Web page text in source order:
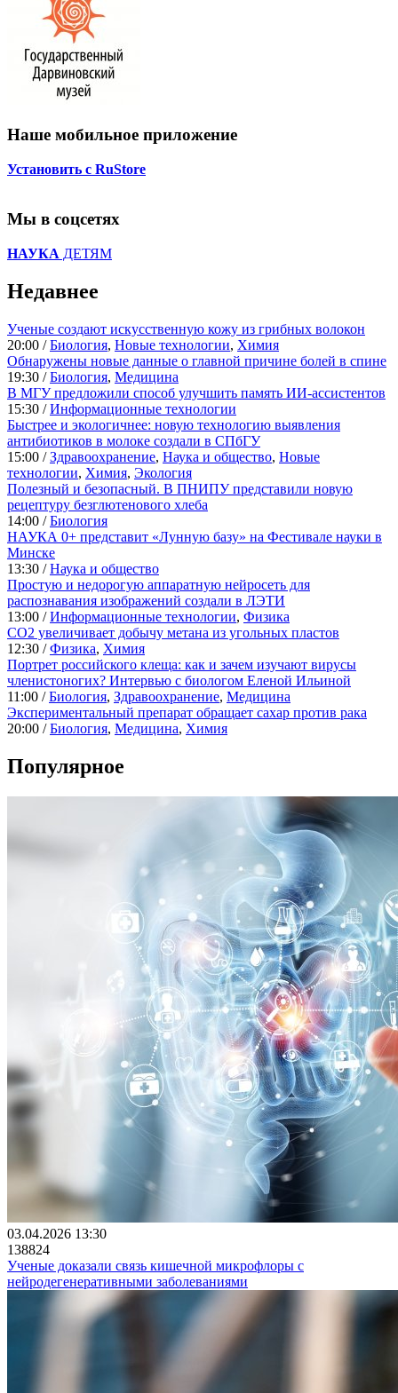
Наше мобильное приложение
Установить с RuStore
Мы в соцсетях
НАУКА ДЕТЯМ
Недавнее
Ученые создают искусственную кожу из грибных волокон
20:00 /Биология, Новые технологии, Химия
Обнаружены новые данные о главной причине болей в спине
19:30 /Биология, Медицина
В МГУ предложили способ улучшить память ИИ-ассистентов
15:30 /Информационные технологии
Быстрее и экологичнее: новую технологию выявления
антибиотиков в молоке создали в СПбГУ
15:00 /Здравоохранение, Наука и общество, Новые
технологии, Химия, Экология
Полезный и безопасный. В ПНИПУ представили новую
рецептуру безглютенового хлеба
14:00 /Биология
НАУКА 0+ представит «Лунную базу» на Фестивале науки в
Минске
13:30 /Наука и общество
Простую и недорогую аппаратную нейросеть для
распознавания изображений создали в ЛЭТИ
13:00 /Информационные технологии, Физика
CO2 увеличивает добычу метана из угольных пластов
12:30 /Физика, Химия
Портрет российского клеща: как и зачем изучают вирусы
членистоногих? Интервью с биологом Еленой Ильиной
11:00 /Биология, Здравоохранение, Медицина
Экспериментальный препарат обращает сахар против рака
20:00 /Биология, Медицина, Химия
Популярное
03.04.2026 13:30
138824
Ученые доказали связь кишечной микрофлоры с
нейродегенеративными заболеваниями